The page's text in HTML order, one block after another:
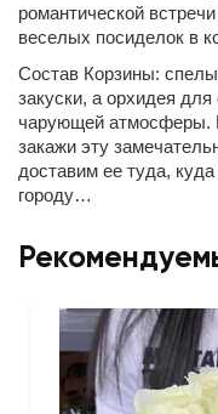
романтической
веселых посиделок в
Состав Корзины:
закуски, а орхидея
чарующей атмосферы.
закажи эту
доставим ее туда,
городу…